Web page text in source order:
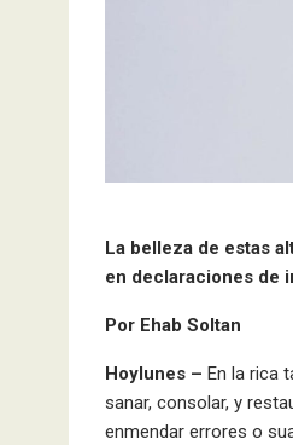
La belleza de estas
en declaraciones de
Por Ehab Soltan
Hoylunes – En la rica
sanar, consolar, y
enmendar errores o